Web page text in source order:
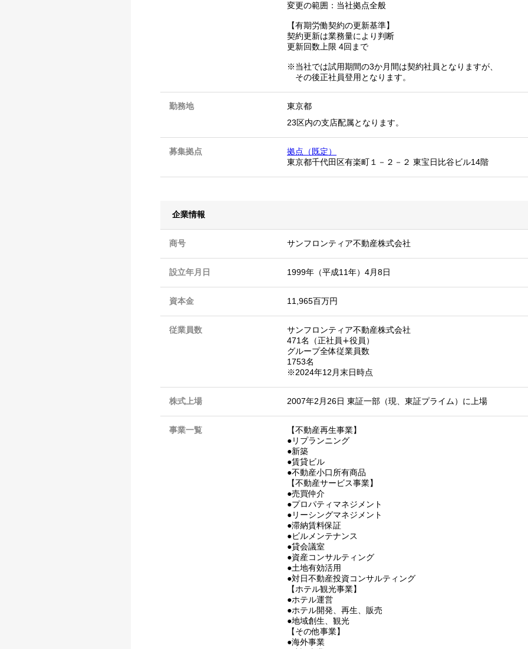
変更の範囲：当社拠点全般
【有期労働契約の更新基準】
契約更新は業務量により判断
更新回数上限 4回まで
※当社では試用期間の3か月間は契約社員となりますが、
その後正社員登用となります。
勤務地
東京都
23区内の支店配属となります。
募集拠点
拠点（既定）
東京都千代田区有楽町１－２－２ 東宝日比谷ビル14階
企業情報
商号 サンフロンティア不動産株式会社
設立年月日 1999年（平成11年）4月8日
資本金 11,965百万円
従業員数
サンフロンティア不動産株式会社
471名（正社員∔役員）
グループ全体従業員数
1753名
※2024年12月末日時点
株式上場 2007年2月26日 東証一部（現、東証プライム）に上場
事業一覧
【不動産再生事業】
●リプランニング
●新築
●賃貸ビル
●不動産小口所有商品
【不動産サービス事業】
●売買仲介
●プロパティマネジメント
●リーシングマネジメント
●滞納賃料保証
●ビルメンテナンス
●貸会議室
●資産コンサルティング
●土地有効活用
●対日不動産投資コンサルティング
【ホテル観光事業】
●ホテル運営
●ホテル開発、再生、販売
●地域創生、観光
【その他事業】
●海外事業